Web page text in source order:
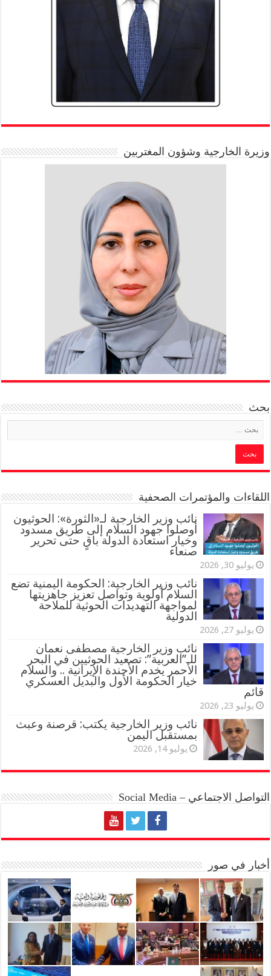
وزيرة الخارجية وشؤون المغتربين
بحث
اللقاءات والمؤتمرات الصحفية
‏نائب وزير الخارجية لـ«الثورة»: الحوثيون
أوصلوا جهود السلام إلى طريق مسدود
وخيار استعادة الدولة باقٍ حتى تحرير
صنعاء
يوليو 30, 2026
نائب وزير الخارجية: الحكومة اليمنية تضع
السلام أولوية وتواصل تعزيز جاهزيتها
لمواجهة التهديدات الحوثية للملاحة
الدولية
يوليو 27, 2026
نائب وزير الخارجية مصطفى نعمان
للـ”العربية”: تصعيد الحوثيين في البحر
الأحمر يخدم الأجندة الإيرانية .. والسلام
خيار الحكومة الأول والبديل العسكري
قائم
يوليو 23, 2026
نائب وزير الخارجية يكتب: قرصنة وعبث
بمستقبل اليمن
يوليو 14, 2026
التواصل الاجتماعي – Social Media
أخبار في صور